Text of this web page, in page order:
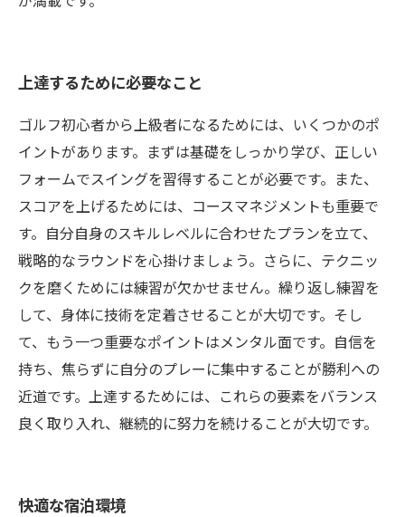
上達するために必要なこと
ゴルフ初心者から上級者になるためには、いくつかのポ
イントがあります。まずは基礎をしっかり学び、正しい
フォームでスイングを習得することが必要です。また、
スコアを上げるためには、コースマネジメントも重要で
す。自分自身のスキルレベルに合わせたプランを立て、
戦略的なラウンドを心掛けましょう。さらに、テクニッ
クを磨くためには練習が欠かせません。繰り返し練習を
して、身体に技術を定着させることが大切です。そし
て、もう一つ重要なポイントはメンタル面です。自信を
持ち、焦らずに自分のプレーに集中することが勝利への
近道です。上達するためには、これらの要素をバランス
良く取り入れ、継続的に努力を続けることが大切です。
快適な宿泊環境